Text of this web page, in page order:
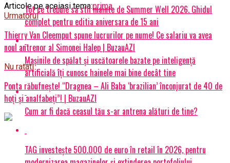
Articole pe aceiasi tema:prima
Urmatorul
Thierry Van Cleemput spune lucrurilor pe nume! Ce salariu va avea
noul antrenor al Simonei Halep | BuzauAZI
Nu ratati
Ponta răbufnește! “Dragnea – Ali Baba ‘brazilian’ înconjurat de 40 de
hoți și analfabeți”! | BuzauAZI
Tot ce trebuie sa stii inainte de Summer Well 2026. Ghidul
complet pentru editia aniversara de 15 ani
Mașinile de spălat și uscătoarele bazate pe inteligență
artificială îți cunosc hainele mai bine decât tine
Cum ar fi dacă ceasul tău s-ar antrena alături de tine?
TAG investește 500.000 de euro în retail în 2026, pentru